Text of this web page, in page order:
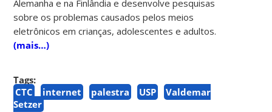
Alemanha e na Finlândia e desenvolve pesquisas
sobre os problemas causados pelos meios
eletrônicos em crianças, adolescentes e adultos.
(mais…)
Tags:
CTC
internet palestra USP
Valdemar
Setzer